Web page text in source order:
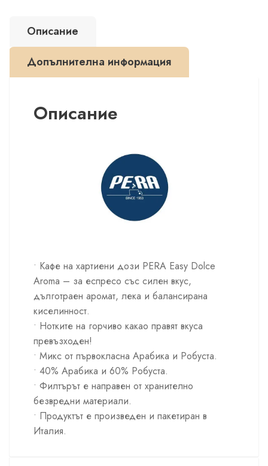
Описание
Допълнителна информация
Описание
• Кафе на хартиени дози PERA Easy Dolce
Aroma – за еспресо със силен вкус,
дълготраен аромат, лека и балансирана
киселинност.
• Нотките на горчиво какао правят вкуса
превъзходен!
• Микс от първокласна Арабика и Робуста.
• 40% Арабика и 60% Робуста.
• Филтърът е направен от хранително
безвредни материали.
• Продуктът е произведен и пакетиран в
Италия.